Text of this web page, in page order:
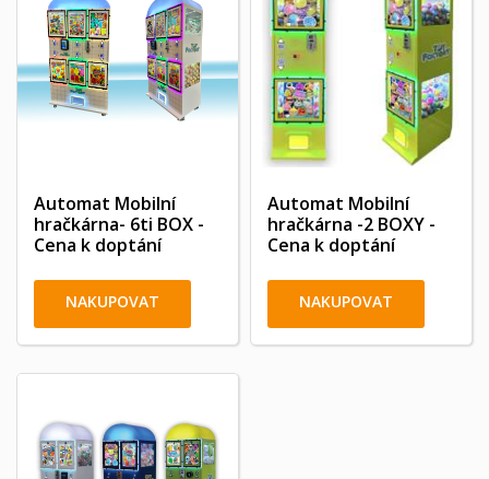
Automat Mobilní
hračkárna- 6ti BOX -
Cena k doptání
NAKUPOVAT
Automat Mobilní
hračkárna -2 BOXY -
Cena k doptání
NAKUPOVAT